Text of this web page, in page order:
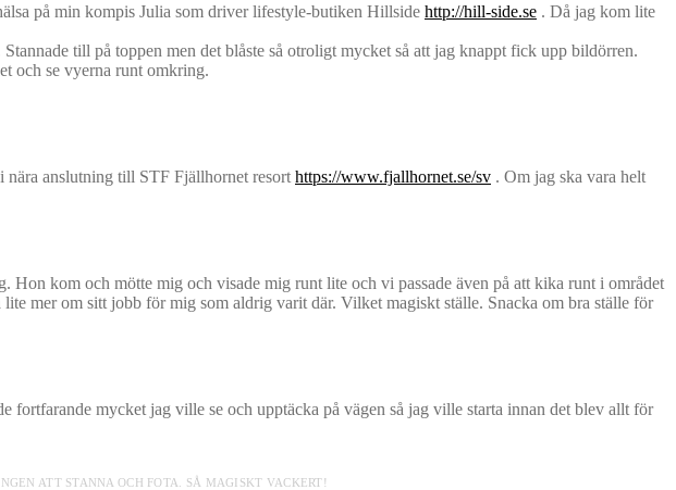
på min kompis Julia som driver lifestyle-butiken Hillside http://hill-side.se . Då jag kom lite
till på toppen men det blåste så otroligt mycket så att jag knappt fick upp bildörren.
och se vyerna runt omkring.
nära anslutning till STF Fjällhornet resort https://www.fjallhornet.se/sv . Om jag ska vara helt
Hon kom och mötte mig och visade mig runt lite och vi passade även på att kika runt i området
mer om sitt jobb för mig som aldrig varit där. Vilket magiskt ställe. Snacka om bra ställe för
fortfarande mycket jag ville se och upptäcka på vägen så jag ville starta innan det blev allt för
ATT STANNA OCH FOTA. SÅ MAGISKT VACKERT!